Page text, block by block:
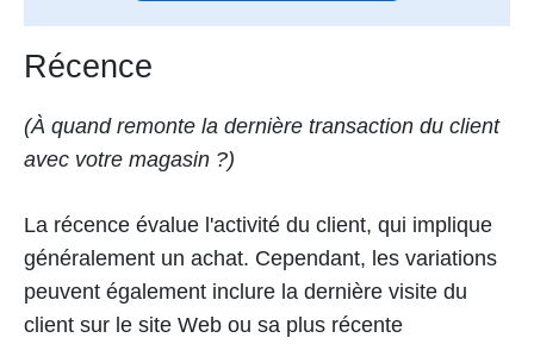
Récence
(À quand remonte la dernière transaction du client
avec votre magasin ?)
La récence évalue l'activité du client, qui implique
généralement un achat. Cependant, les variations
peuvent également inclure la dernière visite du
client sur le site Web ou sa plus récente